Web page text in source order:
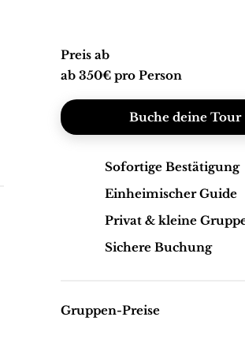
Preis ab
ab 350€ pro Person
Buche deine Tour
Sofortige Bestätigung
Einheimischer Guide
Privat & kleine
Sichere Buchung
Gruppen-Preise